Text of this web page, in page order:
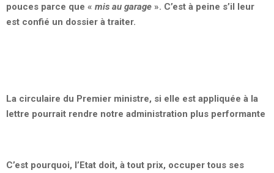
pouces parce que « mis au garage ». C’est à peine s’il leur
est confié un dossier à traiter.
La circulaire du Premier ministre, si elle est appliquée à la
lettre pourrait rendre notre administration plus performante
C’est pourquoi, l’Etat doit, à tout prix, occuper tous ses